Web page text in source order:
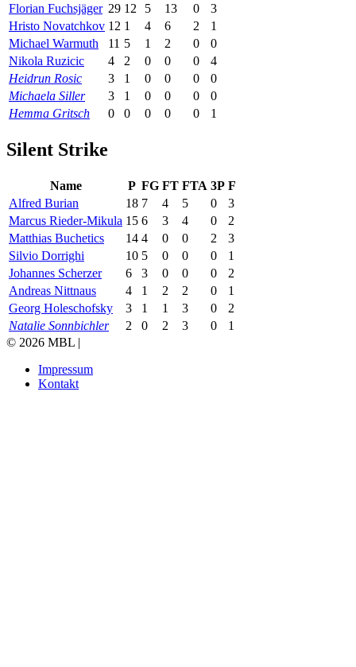
Florian Fuchsjäger 29 12 5 13 0
3
Hristo Novatchkov 12 1 4 6 2
1
Michael Warmuth
11 5 1 2 0
0
Nikola Ruzicic
4 2 0 0 0
4
Heidrun Rosic
3 1 0 0 0
0
Michaela Siller
3 1 0 0 0
0
Hemma Gritsch
0 0 0 0 0 1
Silent Strike
Name P FG FT FTA 3P F
Alfred Burian
18 7 4 5 0
3
Marcus Rieder-Mikula 15 6 3 4 0
2
Matthias Buchetics
14 4 0 0 2
3
Silvio Dorrighi
10 5 0 0 0
1
Johannes Scherzer
6 3 0 0 0
2
Andreas Nittnaus
4 1 2 2 0
1
Georg Holeschofsky
3 1 1 3 0
2
Natalie Sonnbichler
2 0 2 3 0
1
© 2026 MBL |
Impressum
Kontakt